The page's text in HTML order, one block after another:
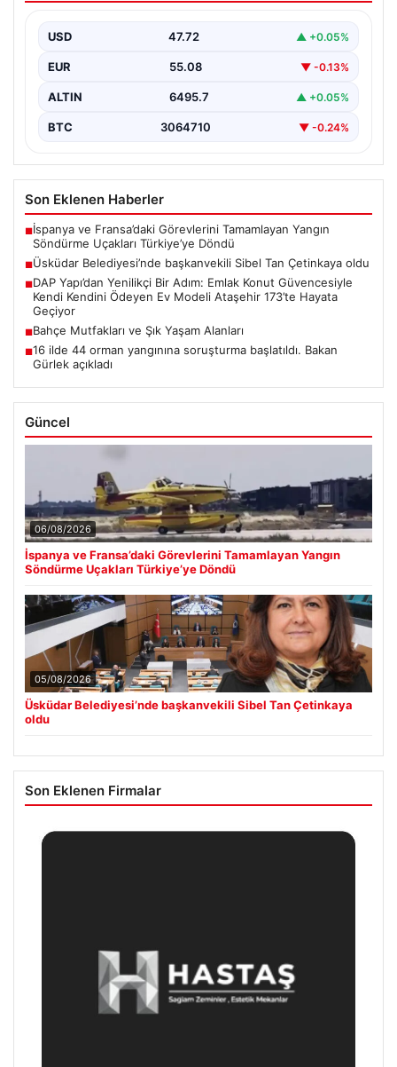
USD 47.72 ▲ +0.05%
EUR 55.08 ▼ -0.13%
ALTIN 6495.7 ▲ +0.05%
BTC 3064710 ▼ -0.24%
Son Eklenen Haberler
■İspanya ve Fransa’daki Görevlerini Tamamlayan Yangın
Söndürme Uçakları Türkiye’ye Döndü
■Üsküdar Belediyesi’nde başkanvekili Sibel Tan Çetinkaya oldu
■DAP Yapı’dan Yenilikçi Bir Adım: Emlak Konut Güvencesiyle
Kendi Kendini Ödeyen Ev Modeli Ataşehir 173’te Hayata
Geçiyor
■Bahçe Mutfakları ve Şık Yaşam Alanları
■16 ilde 44 orman yangınına soruşturma başlatıldı. Bakan
Gürlek açıkladı
Güncel
06/08/2026
İspanya ve Fransa’daki Görevlerini Tamamlayan Yangın
Söndürme Uçakları Türkiye’ye Döndü
05/08/2026
Üsküdar Belediyesi’nde başkanvekili Sibel Tan Çetinkaya
oldu
Son Eklenen Firmalar